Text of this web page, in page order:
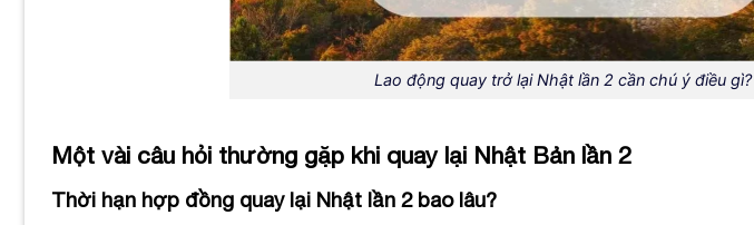
Lao động quay trở lại Nhật lần 2 cần chú ý điều gì?
Một vài câu hỏi thường gặp khi quay lại Nhật Bản lần 2
Thời hạn hợp đồng quay lại Nhật lần 2 bao lâu?